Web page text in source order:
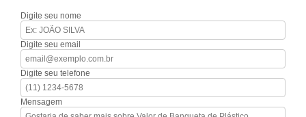
Digite seu nome
Digite seu email
Digite seu telefone
Mensagem